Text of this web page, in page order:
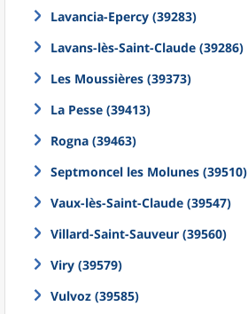
Lavancia-Epercy (39283)
Lavans-lès-Saint-Claude (39286)
Les Moussières (39373)
La Pesse (39413)
Rogna (39463)
Septmoncel les Molunes (39510)
Vaux-lès-Saint-Claude (39547)
Villard-Saint-Sauveur (39560)
Viry (39579)
Vulvoz (39585)